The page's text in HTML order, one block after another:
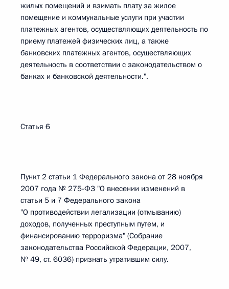
жилых помещений и взимать плату за жилое
помещение и коммунальные услуги при участии
платежных агентов, осуществляющих деятельность по
приему платежей физических лиц, а также
банковских платежных агентов, осуществляющих
деятельность в соответствии с законодательством о
банках и банковской деятельности.".
Статья 6
Пункт 2 статьи 1 Федерального закона от 28 ноября
2007 года № 275-ФЗ "О внесении изменений в
статьи 5 и 7 Федерального закона
"О противодействии легализации (отмыванию)
доходов, полученных преступным путем, и
финансированию терроризма" (Собрание
законодательства Российской Федерации, 2007,
№ 49, ст. 6036) признать утратившим силу.